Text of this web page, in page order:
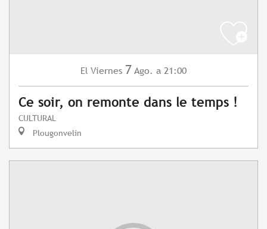
El Viernes 7 Ago. a 21:00
Ce soir, on remonte dans le temps !
CULTURAL
Plougonvelin